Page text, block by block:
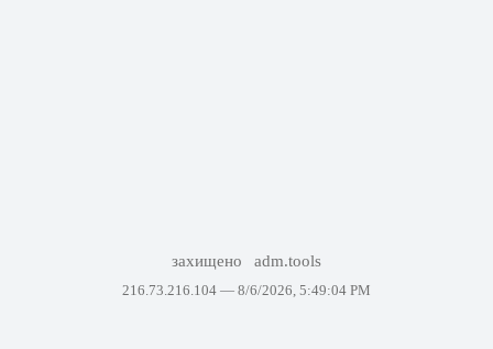
захищено adm.tools
216.73.216.104 — 8/6/2026, 5:49:04 PM